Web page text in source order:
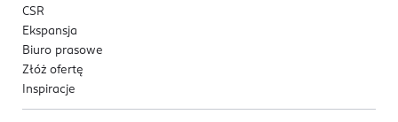
CSR
Ekspansja
Biuro prasowe
Złóż ofertę
Inspiracje